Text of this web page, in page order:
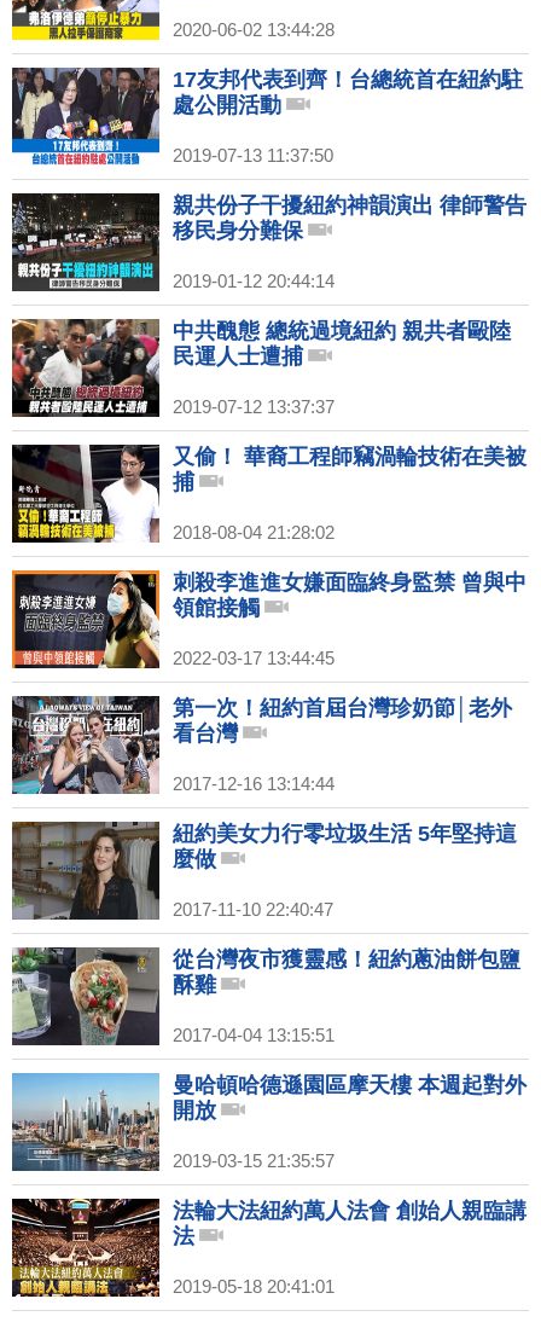
2020-06-02 13:44:28
17友邦代表到齊！台總統首在紐約駐
處公開活動
2019-07-13 11:37:50
親共份子干擾紐約神韻演出 律師警告
移民身分難保
2019-01-12 20:44:14
中共醜態 總統過境紐約 親共者毆陸
民運人士遭捕
2019-07-12 13:37:37
又偷！ 華裔工程師竊渦輪技術在美被
捕
2018-08-04 21:28:02
刺殺李進進女嫌面臨終身監禁 曾與中
領館接觸
2022-03-17 13:44:45
第一次！紐約首屆台灣珍奶節│老外
看台灣
2017-12-16 13:14:44
紐約美女力行零垃圾生活 5年堅持這
麼做
2017-11-10 22:40:47
從台灣夜市獲靈感！紐約蔥油餅包鹽
酥雞
2017-04-04 13:15:51
曼哈頓哈德遜園區摩天樓 本週起對外
開放
2019-03-15 21:35:57
法輪大法紐約萬人法會 創始人親臨講
法
2019-05-18 20:41:01